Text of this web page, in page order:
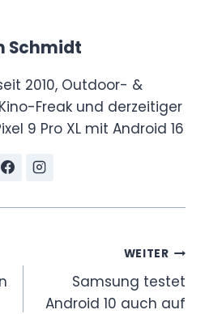
Schmidt
2010, Outdoor- &
Freak und derzeitiger
9 Pro XL mit Android 16
WEITER
Samsung testet
Android 10 auch auf